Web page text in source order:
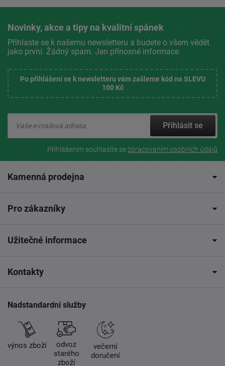
Novinky, akce a tipy na kvalitní spánek
Přihlaste se k našemu newsletteru a budete o všem vědět
jako první. Žádný spam. Jen přínosné informace.
Po přihlášení se k newsletteru vám zašleme kód na SLEVU
100 Kč
Přihlásit se
Přihlášením souhlasíte sezpracovaním osobních údajů
Kamenná prodejna
Pro zákazníky
Užitečné informace
Kontakty
Nadstandardní služby
výnos zboží
odvoz
starého
zboží
večerní
doručení